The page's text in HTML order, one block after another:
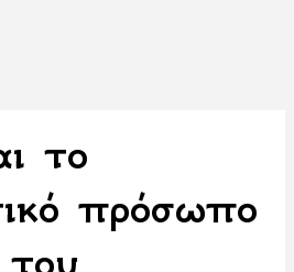
το
πρόσωπο